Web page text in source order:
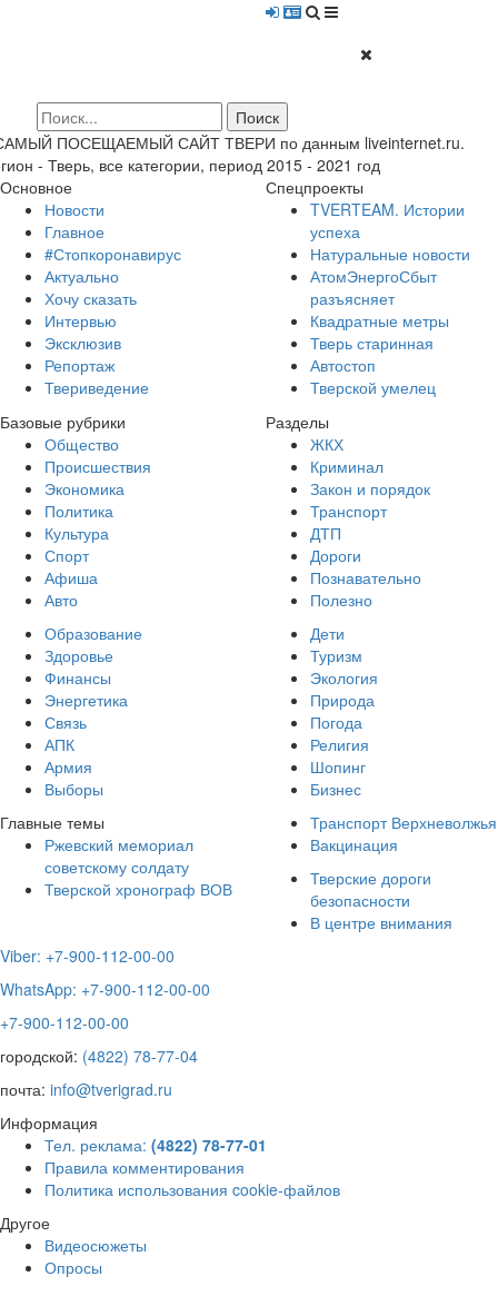
ПОСЕЩАЕМЫЙ САЙТ ТВЕРИ по данным liveinternet.ru.
- Тверь, все категории, период 2015 - 2021 год
Основное
Новости
Главное
#Стопкоронавирус
Актуально
Хочу сказать
Интервью
Эксклюзив
Репортаж
Твериведение
Спецпроекты
TVERTEAM. Истории
успеха
Натуральные новости
АтомЭнергоСбыт
разъясняет
Квадратные метры
Тверь старинная
Автостоп
Тверской умелец
Базовые рубрики
Общество
Происшествия
Экономика
Политика
Культура
Спорт
Афиша
Авто
Разделы
ЖКХ
Криминал
Закон и порядок
Транспорт
ДТП
Дороги
Познавательно
Полезно
Образование
Здоровье
Финансы
Энергетика
Связь
АПК
Армия
Выборы
Дети
Туризм
Экология
Природа
Погода
Религия
Шопинг
Бизнес
Главные темы
Ржевский мемориал
советскому солдату
Тверской хронограф ВОВ
Транспорт Верхневолжья
Вакцинация
Тверские дороги
безопасности
В центре внимания
Viber: +7-900-112-00-00
WhatsApp: +7-900-112-00-00
+7-900-112-00-00
городской: (4822) 78-77-04
почта: info@tverigrad.ru
Информация
Тел. реклама: (4822) 78-77-01
Правила комментирования
Политика использования cookie-файлов
Другое
Видеосюжеты
Опросы